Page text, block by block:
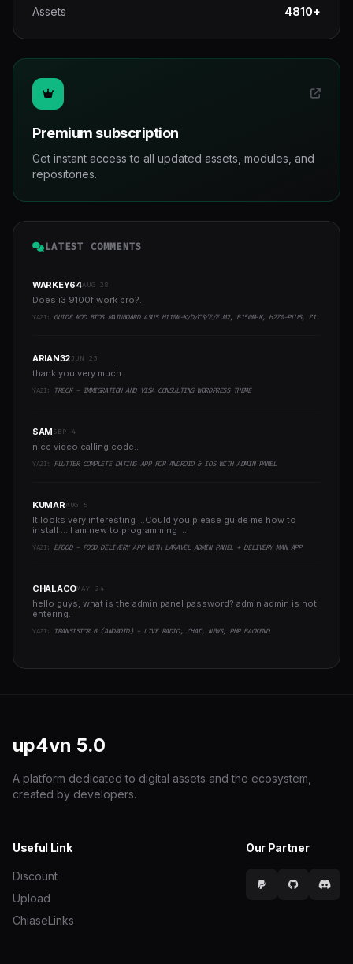
Assets 4810+
Premium subscription
Get instant access to all updated assets, modules, and
repositories.
LATEST COMMENTS
WARKEY64AUG 28
Does i3 9100f work bro?..
YAZI: GUIDE MOD BIOS MAINBOARD ASUS H110M-K/D/CS/E/E.M2, B150M-K, H270-PLUS, Z170-PRO,.. RUNNING INTEL COFFEELAKE CPU
ARIAN32JUN 23
thank you very much..
YAZI: TRECK - IMMIGRATION AND VISA CONSULTING WORDPRESS THEME
SAMSEP 4
nice video calling code..
YAZI: FLUTTER COMPLETE DATING APP FOR ANDROID & IOS WITH ADMIN PANEL
KUMARAUG 5
It looks very interesting ...Could you please guide me how to
install ....I am new to programming ..
YAZI: EFOOD - FOOD DELIVERY APP WITH LARAVEL ADMIN PANEL + DELIVERY MAN APP
CHALACOMAY 24
hello guys, what is the admin panel password? admin admin is not
entering..
YAZI: TRANSISTOR B (ANDROID) - LIVE RADIO, CHAT, NEWS, PHP BACKEND
up4vn 5.0
A platform dedicated to digital assets and the ecosystem,
created by developers.
Useful Link
Discount
Upload
ChiaseLinks
Our Partner